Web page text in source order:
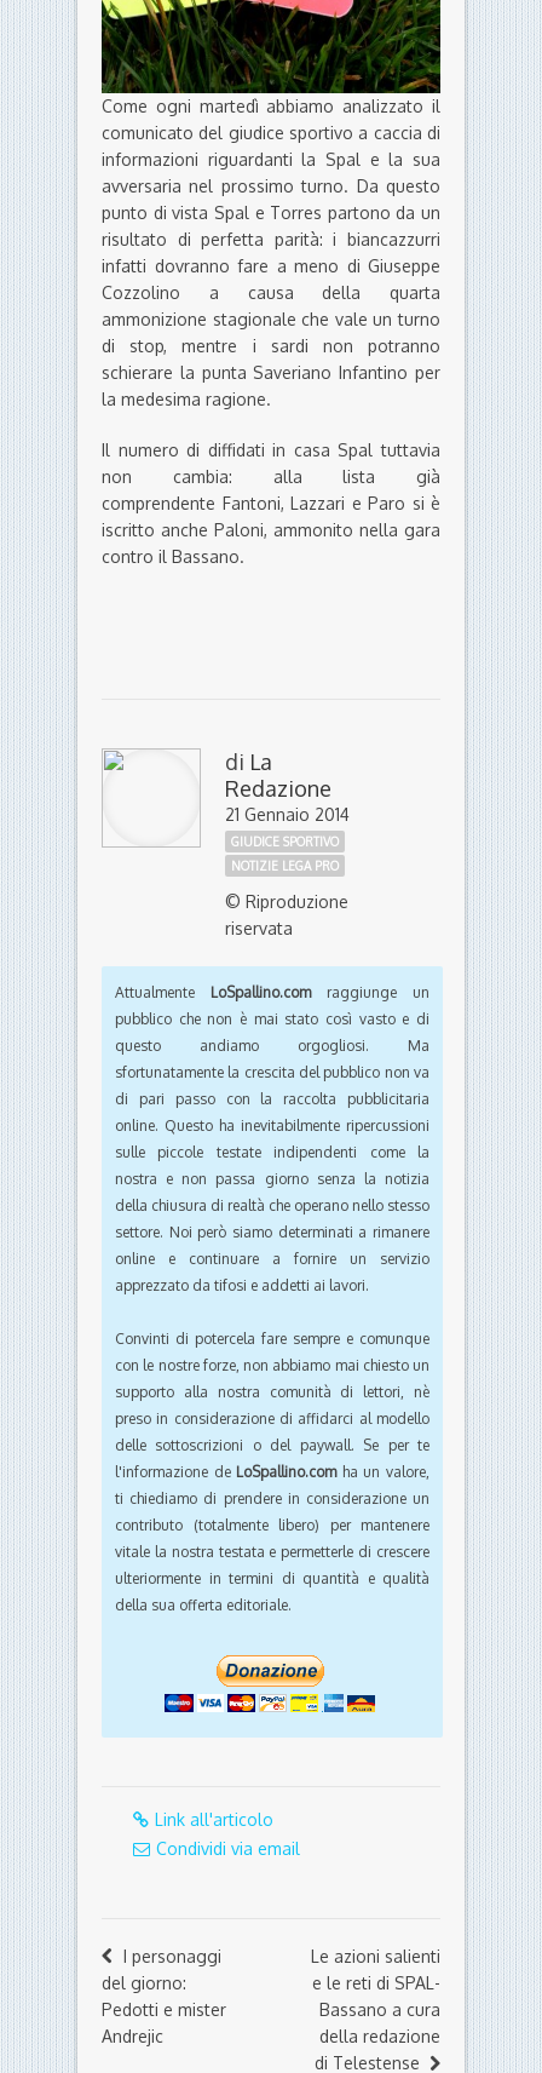
Come ogni martedì abbiamo analizzato il
comunicato del giudice sportivo a caccia di
informazioni riguardanti la Spal e la sua
avversaria nel prossimo turno. Da questo
punto di vista Spal e Torres partono da un
risultato di perfetta parità: i biancazzurri
infatti dovranno fare a meno di Giuseppe
Cozzolino a causa della quarta
ammonizione stagionale che vale un turno
di stop, mentre i sardi non potranno
schierare la punta Saveriano Infantino per
la medesima ragione.
Il numero di diffidati in casa Spal tuttavia
non cambia: alla lista già
comprendente Fantoni, Lazzari e Paro si è
iscritto anche Paloni, ammonito nella gara
contro il Bassano.
di La
Redazione
21 Gennaio 2014
GIUDICE SPORTIVO
NOTIZIE LEGA PRO
© Riproduzione
riservata
Attualmente LoSpallino.comraggiunge un
pubblico che non è mai stato così vasto e di
questo andiamo orgogliosi. Ma
sfortunatamente la crescita del pubblico non va
di pari passo con la raccolta pubblicitaria
online. Questo ha inevitabilmente ripercussioni
sulle piccole testate indipendenti come la
nostra e non passa giorno senza la notizia
della chiusura di realtà che operano nello stesso
settore. Noi però siamo determinati a rimanere
online e continuare a fornire un servizio
apprezzato da tifosi e addetti ai lavori.
Convinti di potercela fare sempre e comunque
con le nostre forze, non abbiamo mai chiesto un
supporto alla nostra comunità di lettori, nè
preso in considerazione di affidarci al modello
delle sottoscrizioni o del paywall. Se per te
l'informazione de LoSpallino.comha un valore,
ti chiediamo di prendere in considerazione un
contributo (totalmente libero) per mantenere
vitale la nostra testata e permetterle di crescere
ulteriormente in termini di quantità e qualità
della sua offerta editoriale.
Link all'articolo
Condividi via email
I personaggi
del giorno:
Pedotti e mister
Andrejic
Le azioni salienti
e le reti di SPAL-
Bassano a cura
della redazione
di Telestense